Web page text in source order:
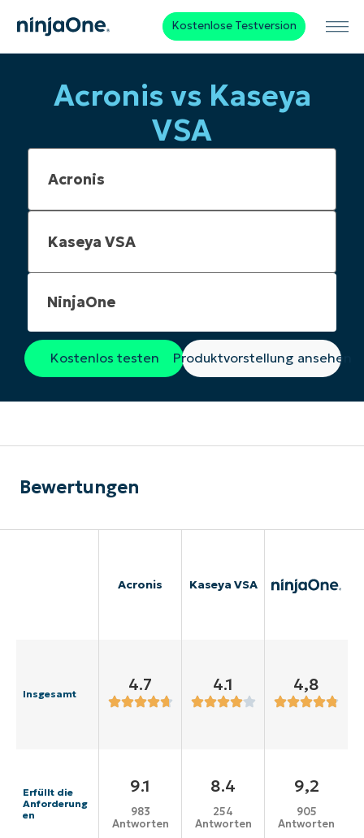
Kostenlose Testversion
Acronis vs Kaseya
VSA
NinjaOne
Kostenlos testen Produktvorstellung ansehen
Bewertungen
Acronis Kaseya VSA
Insgesamt 4.7 4.1 4,8
Erfüllt die
Anforderung
en
9.1
983
Antworten
8.4
254
Antworten
9,2
905
Antworten